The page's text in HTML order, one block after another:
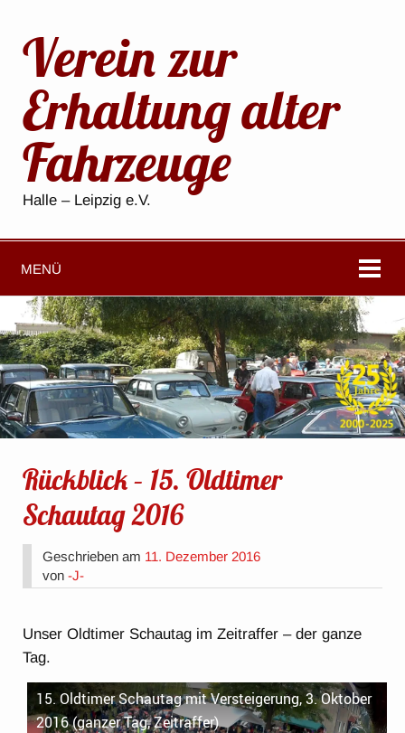
Verein zur
Erhaltung alter
Fahrzeuge
Halle – Leipzig e.V.
MENÜ
Rückblick – 15. Oldtimer
Schautag 2016
Geschrieben am 11. Dezember 2016
von-J-
Unser Oldtimer Schautag im Zeitraffer – der ganze
Tag.
15. Oldtimer Schautag mit Versteigerung, 3. Oktober
2016 (ganzer Tag, Zeitraffer)